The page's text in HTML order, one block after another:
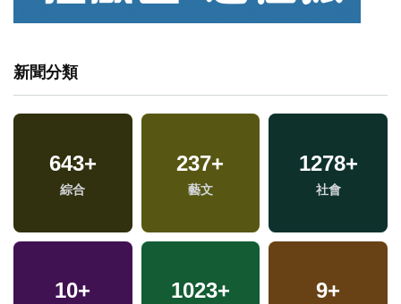
新聞分類
643+
綜合
237+
藝文
1278+
社會
10+ 1023+ 9+